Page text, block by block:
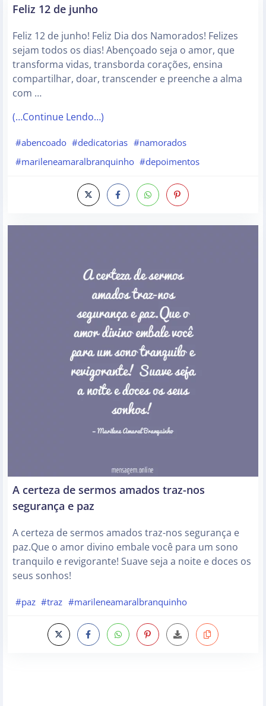
Feliz 12 de junho
Feliz 12 de junho! Feliz Dia dos Namorados! Felizes
sejam todos os dias! Abençoado seja o amor, que
transforma vidas, transborda corações, ensina
compartilhar, doar, transcender e preenche a alma
com …
(…Continue Lendo…)
#abencoado #dedicatorias #namorados
#marileneamaralbranquinho #depoimentos
A certeza de sermos amados traz-nos
segurança e paz
A certeza de sermos amados traz-nos segurança e
paz.Que o amor divino embale você para um sono
tranquilo e revigorante! Suave seja a noite e doces os
seus sonhos!
#paz #traz #marileneamaralbranquinho